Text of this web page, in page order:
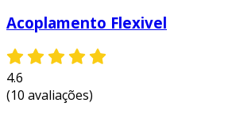
indesejadas, proporcionando um
funcionamento mais suave e
risco de falhas.
facilidade de manutenção:
Acoplamento Flexivel
4.6
(10 avaliações)